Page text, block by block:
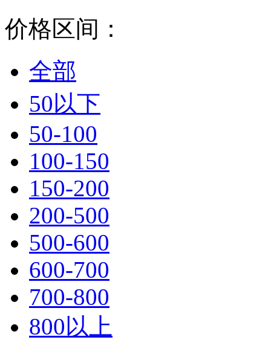
价格区间：
全部
50以下
50-100
100-150
150-200
200-500
500-600
600-700
700-800
800以上